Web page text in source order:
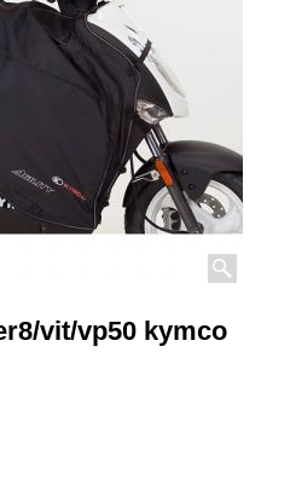
vit/vp50 kymco